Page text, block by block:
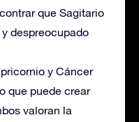
que Sagitario
despreocupado
y Cáncer
que puede crear
valoran la